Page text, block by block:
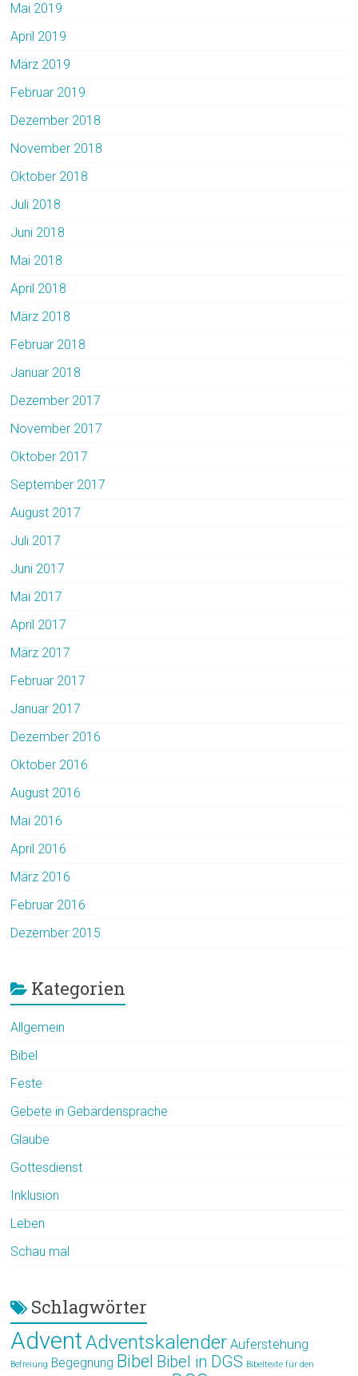
Mai 2019
April 2019
März 2019
Februar 2019
Dezember 2018
November 2018
Oktober 2018
Juli 2018
Juni 2018
Mai 2018
April 2018
März 2018
Februar 2018
Januar 2018
Dezember 2017
November 2017
Oktober 2017
September 2017
August 2017
Juli 2017
Juni 2017
Mai 2017
April 2017
März 2017
Februar 2017
Januar 2017
Dezember 2016
Oktober 2016
August 2016
Mai 2016
April 2016
März 2016
Februar 2016
Dezember 2015
Kategorien
Allgemein
Bibel
Feste
Gebete in Gebärdensprache
Glaube
Gottesdienst
Inklusion
Leben
Schau mal
Schlagwörter
AdventAdventskalender Auferstehung
Befreiung Begegnung Bibel Bibel in DGS Bibeltexte für den